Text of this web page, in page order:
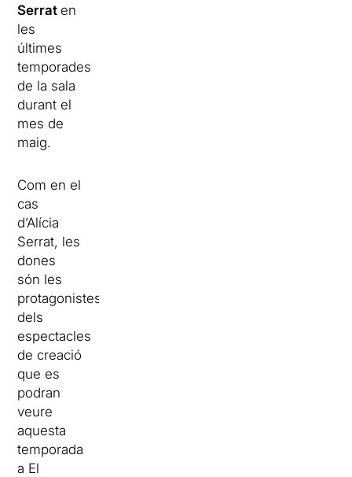
Serraten
les
últimes
temporades
de la sala
durant el
mes de
maig.
Com en el
cas
d’Alícia
Serrat, les
dones
són les
protagonistes
dels
espectacles
de creació
que es
podran
veure
aquesta
temporada
a El